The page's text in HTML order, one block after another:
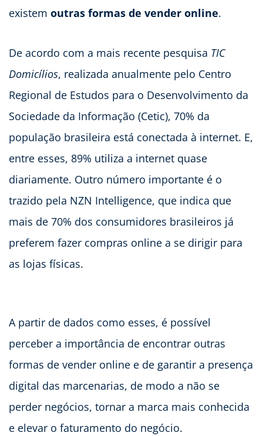
existem outras formas de vender online.
De acordo com a mais recente pesquisa TIC
Domicílios, realizada anualmente pelo Centro
Regional de Estudos para o Desenvolvimento da
Sociedade da Informação (Cetic), 70% da
população brasileira está conectada à internet. E,
entre esses, 89% utiliza a internet quase
diariamente. Outro número importante é o
trazido pela NZN Intelligence, que indica que
mais de 70% dos consumidores brasileiros já
preferem fazer compras online a se dirigir para
as lojas físicas.
A partir de dados como esses, é possível
perceber a importância de encontrar outras
formas de vender online e de garantir a presença
digital das marcenarias, de modo a não se
perder negócios, tornar a marca mais conhecida
e elevar o faturamento do negócio.